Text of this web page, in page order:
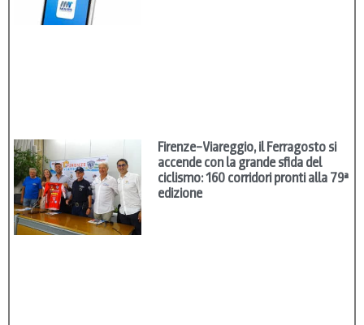
Firenze–Viareggio, il Ferragosto si
accende con la grande sfida del
ciclismo: 160 corridori pronti alla 79ª
edizione